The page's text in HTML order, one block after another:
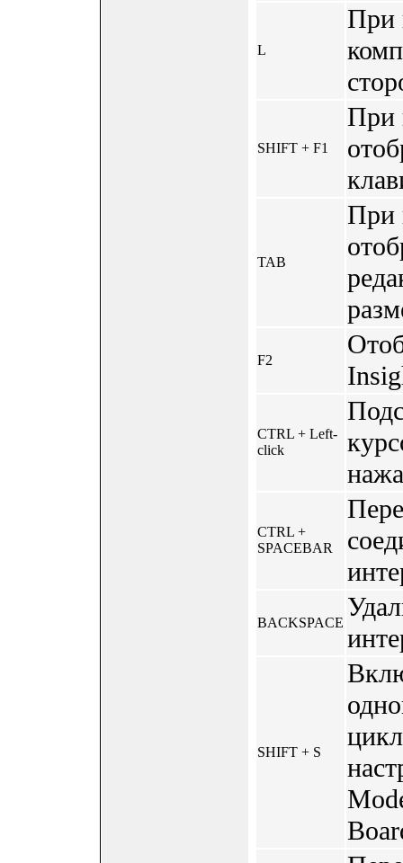
L
При
SHIFT + F1
При
TAB
При
F2
CTRL + Left-
click
CTRL +
SPACEBAR
BACKSPACE
SHIFT + S